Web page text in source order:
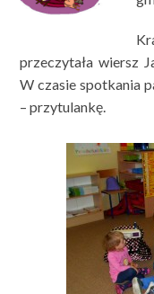
przeczytała wiersz
W czasie spotkania
– przytulankę.